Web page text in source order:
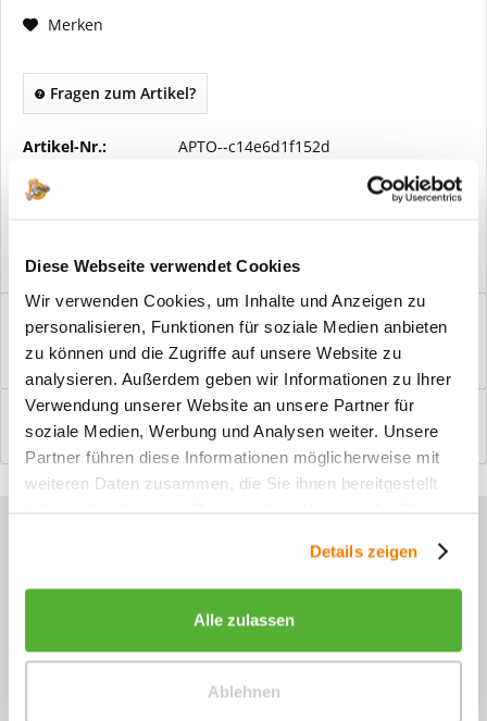
Diese Webseite verwendet Cookies
Wir verwenden Cookies, um Inhalte und Anzeigen zu
personalisieren, Funktionen für soziale Medien anbieten
zu können und die Zugriffe auf unsere Website zu
analysieren. Außerdem geben wir Informationen zu Ihrer
Verwendung unserer Website an unsere Partner für
soziale Medien, Werbung und Analysen weiter. Unsere
Partner führen diese Informationen möglicherweise mit
weiteren Daten zusammen, die Sie ihnen bereitgestellt
Details zeigen
Alle zulassen
Ablehnen
Merken
Fragen zum Artikel?
Artikel-Nr.: APTO--c14e6d1f152d
Vorteile
Windfangelemente online am Bildschirm konfigurieren und
einbaufertig bestellen. In wenigen...
Bewertungen
0
Bewertungen lesen, schreiben und diskutieren...mehr
Sie haben Fragen zu unseren
+49 (0)4244 965 34 04
Mo - Do, 09:00 - 16:00 Uhr
und Fr, 09:00 - 13:00 Uhr